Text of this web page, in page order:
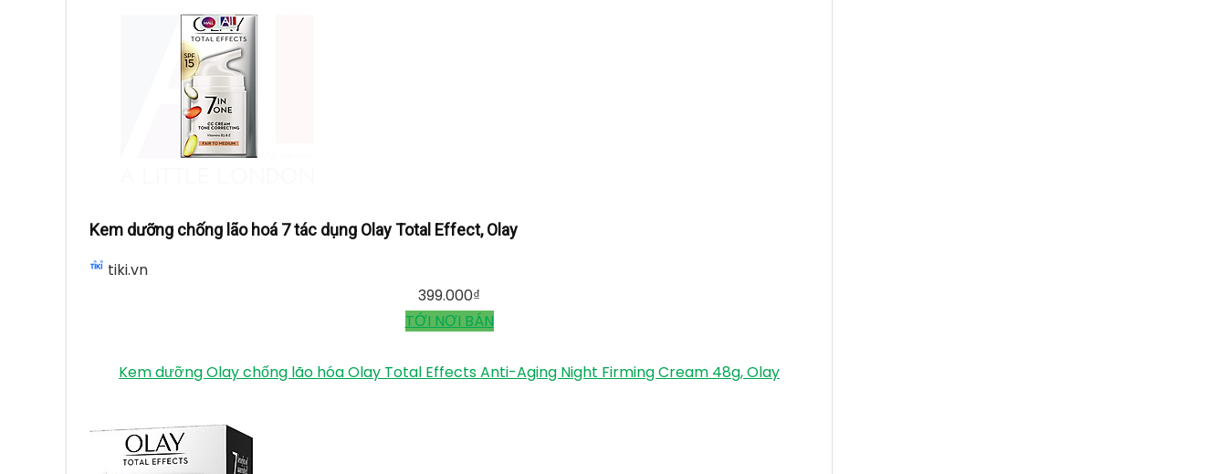
Kem dưỡng chống lão hoá 7 tác dụng Olay Total Effect, Olay
tiki.vn
399.000₫
TỚI NƠI BÁN
Kem dưỡng Olay chống lão hóa Olay Total Effects Anti-Aging Night Firming Cream 48g, Olay